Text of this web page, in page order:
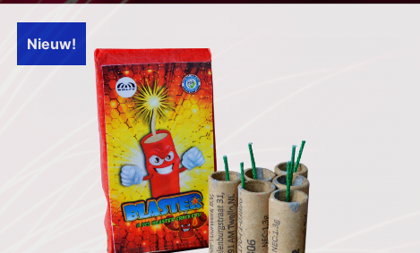
Nieuw!